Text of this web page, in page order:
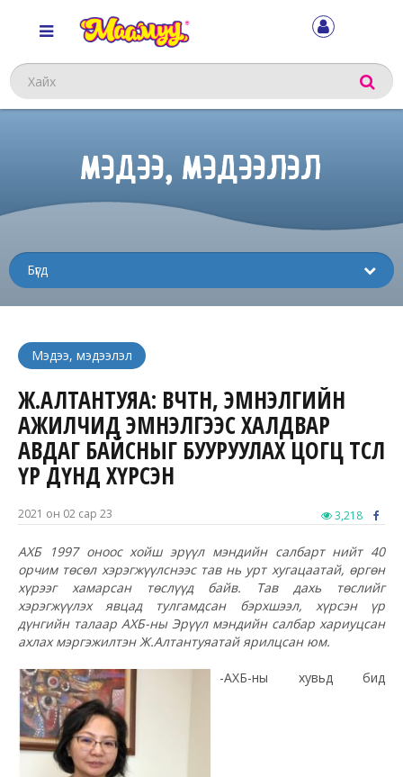
Хайх
МЭДЭЭ, МЭДЭЭЛЭЛ
Мэдээ, мэдээлэл
Ж.АЛТАНТУЯА: ӨВЧТӨН, ЭМНЭЛГИЙН
АЖИЛЧИД ЭМНЭЛГЭЭС ХАЛДВАР
АВДАГ БАЙСНЫГ БУУРУУЛАХ ЦОГЦ ТӨСӨЛ
ҮР ДҮНД ХҮРСЭН
2021 он 02 сар 23 3,218
АХБ 1997 оноос хойш эрүүл мэндийн салбарт нийт 40
орчим төсөл хэрэгжүүлснээс тав нь урт хугацаатай, өргөн
хүрээг хамарсан төслүүд байв. Тав дахь төслийг
хэрэгжүүлэх явцад тулгамдсан бэрхшээл, хүрсэн үр
дүнгийн талаар АХБ-ны Эрүүл мэндийн салбар хариуцсан
ахлах мэргэжилтэн Ж.Алтантуяатай ярилцсан юм.
-АХБ-ны хувьд бид